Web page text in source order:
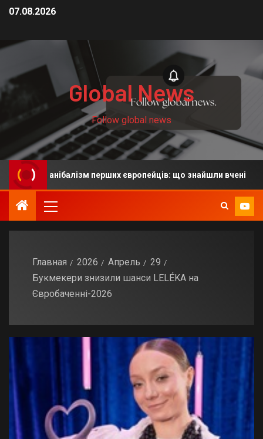
07.08.2026
Global News
Follow global news
на канібалізм перших європейців: що знайшли вчені
Главная 2026 Апрель
29
Букмекери знизили шанси LELÉKA на
Євробаченні-2026